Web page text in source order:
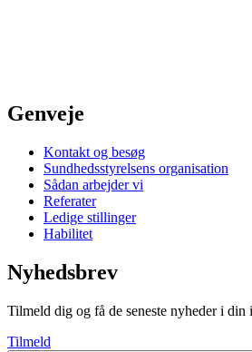
Genveje
Kontakt og besøg
Sundhedsstyrelsens organisation
Sådan arbejder vi
Referater
Ledige stillinger
Habilitet
Nyhedsbrev
Tilmeld dig og få de seneste nyheder i din
Tilmeld